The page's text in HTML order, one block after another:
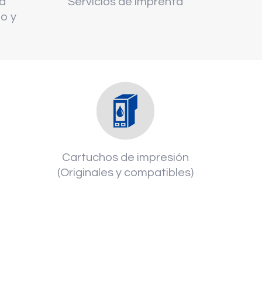
y
Cartuchos de impresión
(Originales y compatibles)